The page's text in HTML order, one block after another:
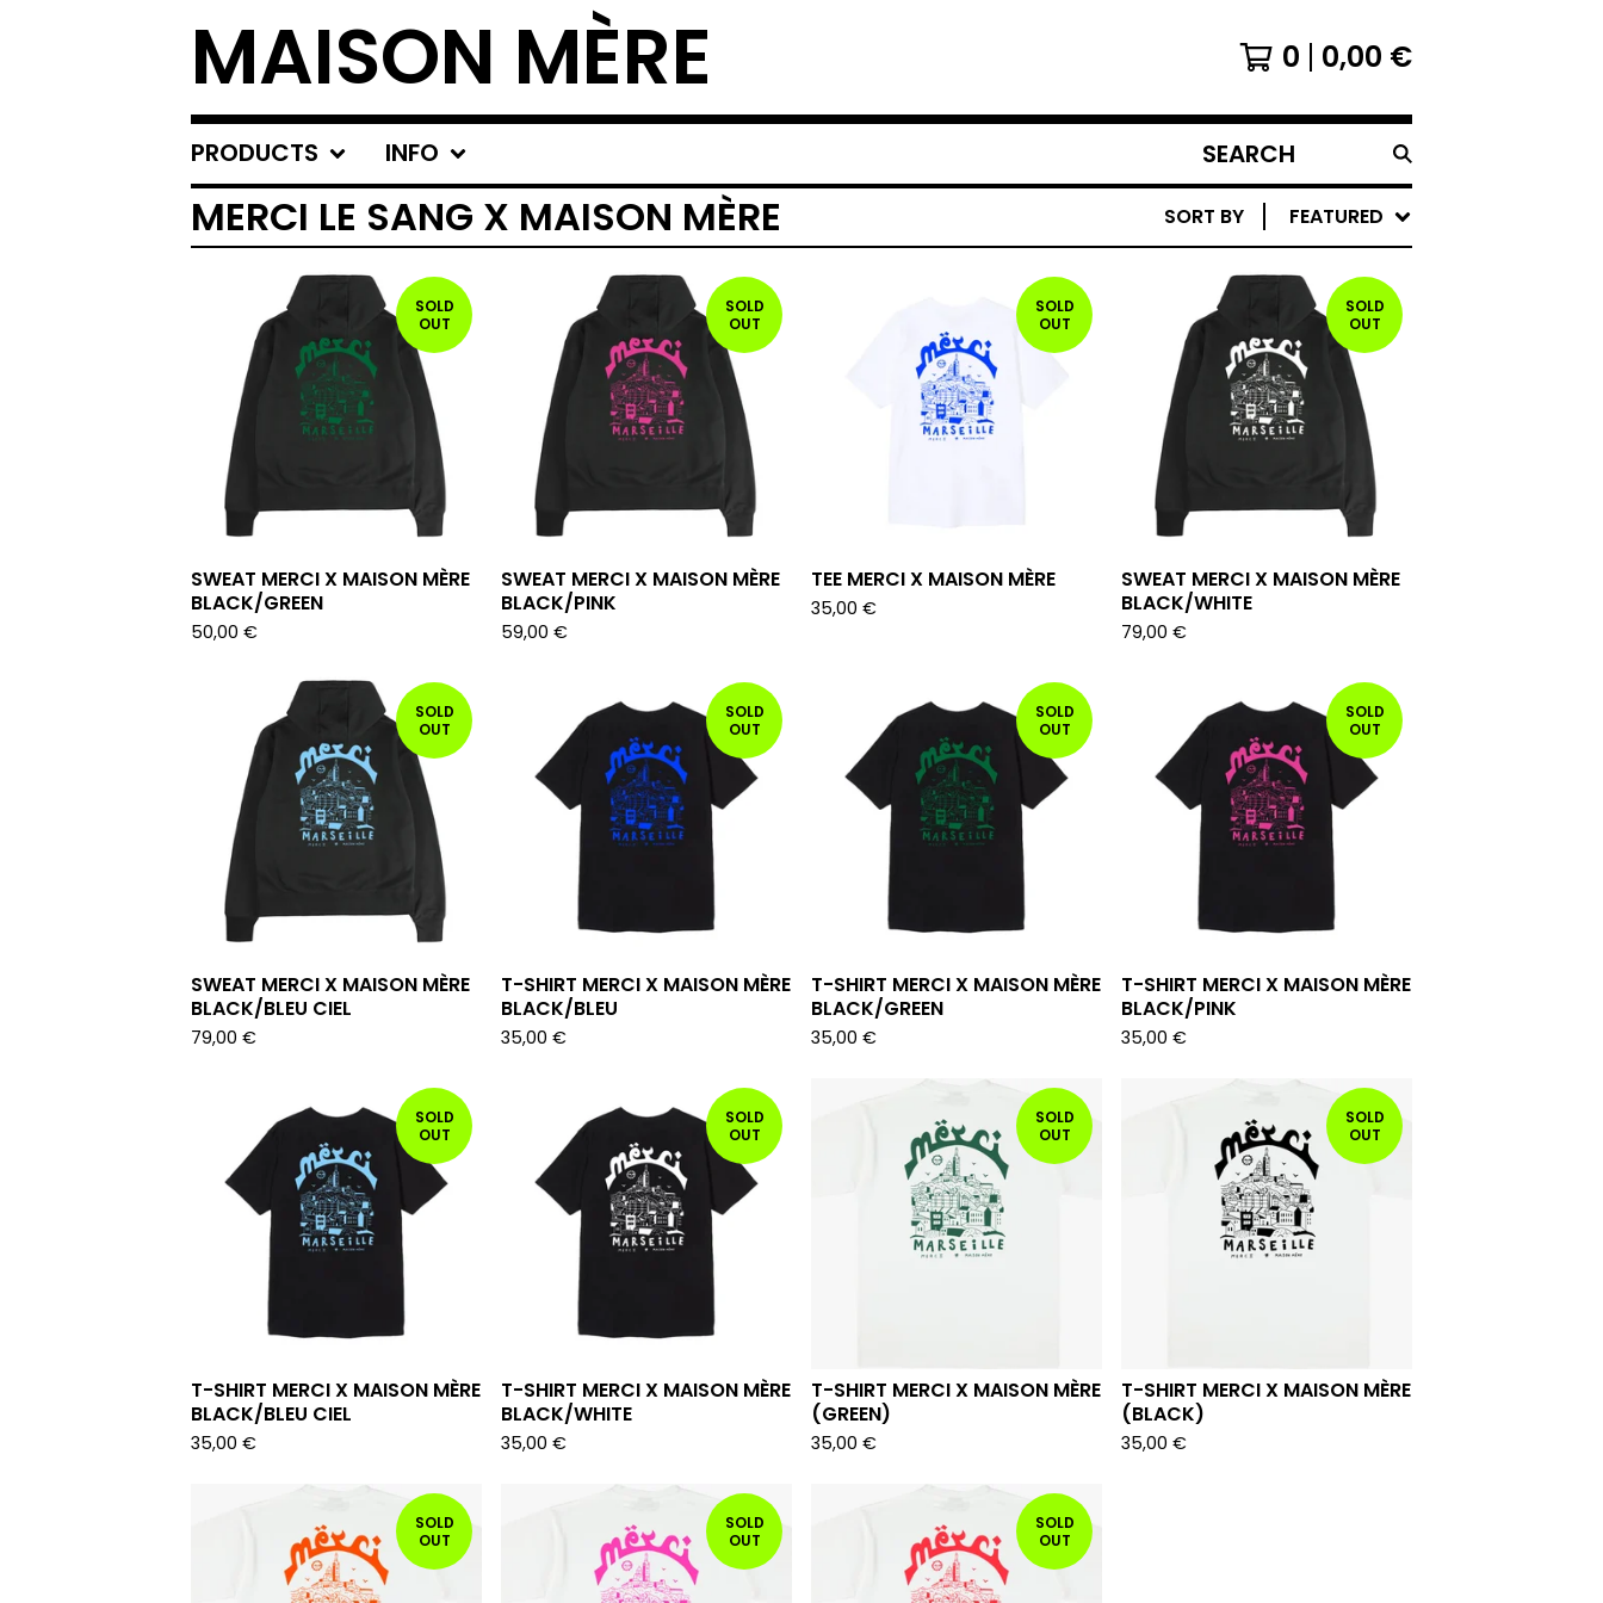
MAISON MÈRE 0 0,00 €
PRODUCTS INFO
SEARCH
PRODUCTS
MERCI LE SANG X MAISON MÈRE SORT BY FEATURED
SOLD
OUT
SWEAT MERCI X MAISON MÈRE
BLACK/GREEN
50,00 €
SOLD
OUT
SWEAT MERCI X MAISON MÈRE
BLACK/PINK
59,00 €
SOLD
OUT
TEE MERCI X MAISON MÈRE
35,00 €
SOLD
OUT
SWEAT MERCI X MAISON MÈRE
BLACK/WHITE
79,00 €
SOLD
OUT
SWEAT MERCI X MAISON MÈRE
BLACK/BLEU CIEL
79,00 €
SOLD
OUT
T-SHIRT MERCI X MAISON MÈRE
BLACK/BLEU
35,00 €
SOLD
OUT
T-SHIRT MERCI X MAISON MÈRE
BLACK/GREEN
35,00 €
SOLD
OUT
T-SHIRT MERCI X MAISON MÈRE
BLACK/PINK
35,00 €
SOLD
OUT
T-SHIRT MERCI X MAISON MÈRE
BLACK/BLEU CIEL
35,00 €
SOLD
OUT
T-SHIRT MERCI X MAISON MÈRE
BLACK/WHITE
35,00 €
SOLD
OUT
T-SHIRT MERCI X MAISON MÈRE
(GREEN)
35,00 €
SOLD
OUT
T-SHIRT MERCI X MAISON MÈRE
(BLACK)
35,00 €
SOLD
OUT
SOLD
OUT
SOLD
OUT